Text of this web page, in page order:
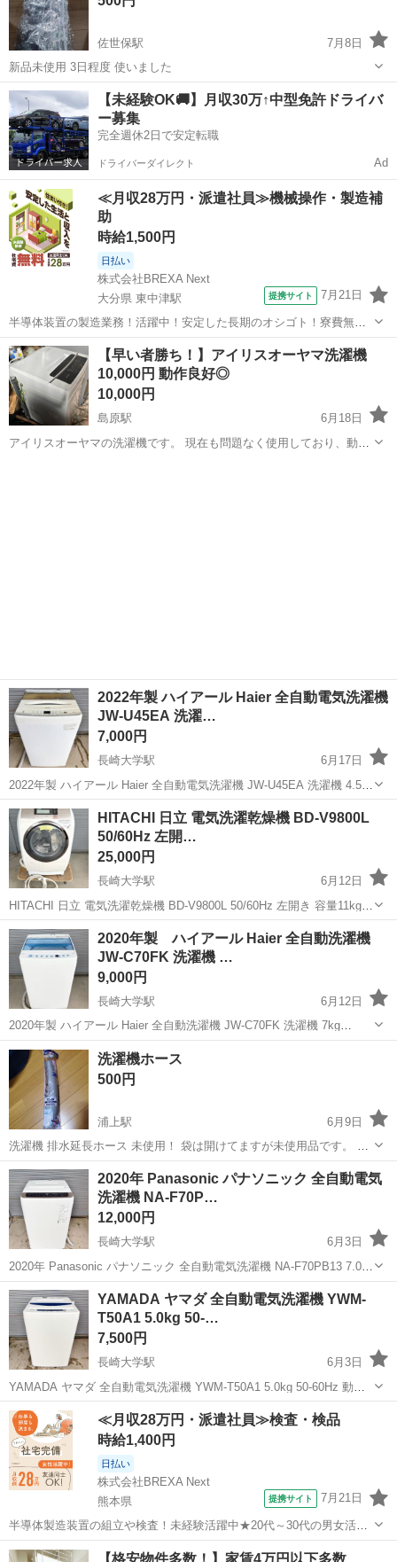
佐世保駅
7月8日
新品未使用 3日程度 使いました
長崎 佐世保市 佐世保駅 生活家電 新品
【未経験OK🚚】月収30万↑中型免許ドライバ
ー募集
完全週休2日で安定転職
ドライバーダイレクト Ad
≪月収28万円・派遣社員≫機械操作・製造補
助
時給1,500円
日払い
株式会社BREXA Next
大分県 東中津駅
提携サイト 7月21日
半導体装置の製造業務！活躍中！安定した長期のオシゴト！寮費無料
★赴任旅費会社負担◎20代～40代の男性活躍中★未経験活躍中！高時
給1,500円！《大分県中津市》 人気の工場のお仕事 ◇半導体装置内部
のシート製造◇ ＊クリー...
大分 中津市 東中津駅 その他
【早い者勝ち！】アイリスオーヤマ洗濯機
10,000円 動作良好◎
10,000円
島原駅
6月18日
アイリスオーヤマの洗濯機です。 現在も問題なく使用しており、動作
2022年製 ハイアール Haier 全自動電気洗濯機
JW-U45EA 洗濯…
7,000円
長崎大学駅
6月17日
2022年製 ハイアール Haier 全自動電気洗濯機 JW-U45EA 洗濯機 4.5kg
50/60Hz 単身用 一人暮らし 縦型 動作OK 家電 ◆メーカー：ハイアー
ル ◆サイズ【素人採寸のため若干の誤...
長崎 長崎市 長崎大学駅 生活家電 ハイアール
HITACHI 日立 電気洗濯乾燥機 BD-V9800L
50/60Hz 左開…
25,000円
長崎大学駅
6月12日
HITACHI 日立 電気洗濯乾燥機 BD-V9800L 50/60Hz 左開き 容量11kg
ドラム式 ビッグドラム 洗濯機 乾燥機 動作OK ◆メーカー：日立 ◆サ
イズ【素人採寸のため若干の誤差はご容赦く...
長崎 長崎市 長崎大学駅 生活家電
2020年製 ハイアール Haier 全自動洗濯機
JW-C70FK 洗濯機 …
9,000円
長崎大学駅
6月12日
2020年製 ハイアール Haier 全自動洗濯機 JW-C70FK 洗濯機 7kg
50/60Hz 単身用 一人暮らし 縦型 動作OK 家電 ◆メーカー：ハイアー
ル ◆サイズ【素人採寸のため若干の誤差はご容赦く...
長崎 長崎市 長崎大学駅
洗濯機ホース
500円
浦上駅
6月9日
洗濯機 排水延長ホース 未使用！ 袋は開けてますが未使用品です。 ご
理解いただける方のみよろしくお願いいたします
長崎 長崎市 浦上駅 ホース
2020年 Panasonic パナソニック 全自動電気
洗濯機 NA-F70P…
12,000円
長崎大学駅
6月3日
2020年 Panasonic パナソニック 全自動電気洗濯機 NA-F70PB13 7.0kg
50-60Hz 動作OK 通電OK 家電 洗濯機 家庭用家電 ◆メーカー：パナソ
ニック ◆サイズ【素人採寸の...
長崎 長崎市 長崎大学駅 生活家電 パナソニック
YAMADA ヤマダ 全自動電気洗濯機 YWM-
T50A1 5.0kg 50-…
7,500円
長崎大学駅
6月3日
YAMADA ヤマダ 全自動電気洗濯機 YWM-T50A1 5.0kg 50-60Hz 動作
OK 通電OK 家電 洗濯機 家庭用家電 アーバンホワイト ◆メーカー：
ヤマダ ◆サイズ【素人採寸のため若干の誤差...
長崎 長崎市 長崎大学駅 生活家電 ヤマダ
≪月収28万円・派遣社員≫検査・検品
時給1,400円
日払い
株式会社BREXA Next
熊本県
提携サイト 7月21日
半導体製造装置の組立や検査！未経験活躍中★20代～30代の男女活躍
中★ワンルーム寮完備！赴任旅費会社負担！マイカー通勤OK！無料駐
熊本 その他
【格安物件多数！】家賃4万円以下多数